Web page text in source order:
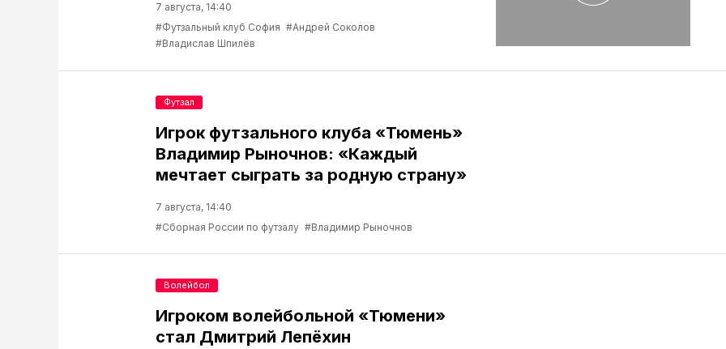
7 августа, 14:40
#Футзальный клуб София #Андрей Соколов
#Владислав Шпилёв
Игрок футзального клуба «Тюмень»
Владимир Рыночнов: «Каждый
мечтает сыграть за родную страну»
7 августа, 14:40
#Сборная России по футзалу #Владимир Рыночнов
Футзал
Игроком волейбольной «Тюмени»
стал Дмитрий Лепёхин
Волейбол